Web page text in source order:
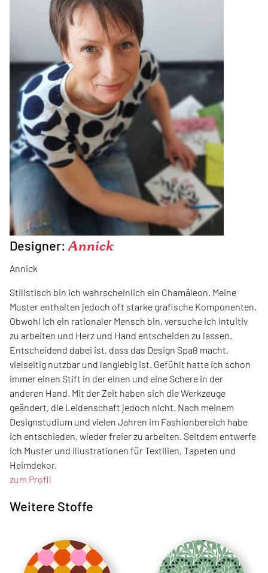
Designer: Annick
Annick
Stilistisch bin ich wahrscheinlich ein Chamäleon. Meine
Muster enthalten jedoch oft starke grafische Komponenten.
Obwohl ich ein rationaler Mensch bin, versuche ich intuitiv
zu arbeiten und Herz und Hand entscheiden zu lassen.
Entscheidend dabei ist, dass das Design Spaß macht,
vielseitig nutzbar und langlebig ist. Gefühlt hatte ich schon
immer einen Stift in der einen und eine Schere in der
anderen Hand. Mit der Zeit haben sich die Werkzeuge
geändert, die Leidenschaft jedoch nicht. Nach meinem
Designstudium und vielen Jahren im Fashionbereich habe
ich entschieden, wieder freier zu arbeiten. Seitdem entwerfe
ich Muster und Illustrationen für Textilien, Tapeten und
Heimdekor.
zum Profil
Weitere Stoffe